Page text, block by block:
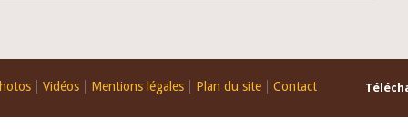
Vidéos Mentions légales Plan du site Contact